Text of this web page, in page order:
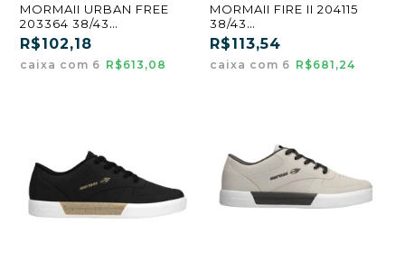
MORMAII URBAN FREE
203364 38/43
RATO/GREY/WHITE (GF)
(CX6)
R$102,18
caixa com 6 R$613,08
MORMAII FIRE II 204115
38/43
RATO/GRAPHITE/WHITE
(GF) (CX6)
R$113,54
caixa com 6 R$681,24